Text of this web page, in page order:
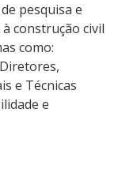
pesquisa e
construção civil
como:
e Técnicas
e